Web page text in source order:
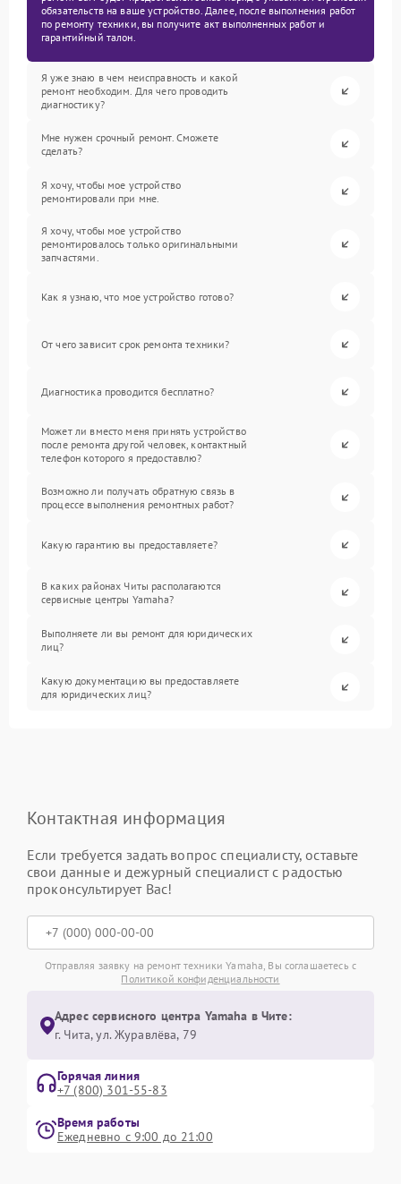
обязательств на ваше устройство. Далее, после выполнения работ
по ремонту техники, вы получите акт выполненных работ и
гарантийный талон.
Я уже знаю в чем неисправность и какой
ремонт необходим. Для чего проводить
диагностику?
Мне нужен срочный ремонт. Сможете
сделать?
Я хочу, чтобы мое устройство
ремонтировали при мне.
Я хочу, чтобы мое устройство
ремонтировалось только оригинальными
запчастями.
Как я узнаю, что мое устройство готово?
От чего зависит срок ремонта техники?
Диагностика проводится бесплатно?
Может ли вместо меня принять устройство
после ремонта другой человек, контактный
телефон которого я предоставлю?
Возможно ли получать обратную связь в
процессе выполнения ремонтных работ?
Какую гарантию вы предоставляете?
В каких районах Читы располагаются
сервисные центры Yamaha?
Выполняете ли вы ремонт для юридических
лиц?
Какую документацию вы предоставляете
для юридических лиц?
Контактная информация
Если требуется задать вопрос специалисту, оставьте
свои данные и дежурный специалист с радостью
проконсультирует Вас!
Отправляя заявку на ремонт техники Yamaha, Вы соглашаетесь с
Политикой конфиденциальности
Адрес сервисного центра Yamaha в Чите:
г. Чита, ул. Журавлёва, 79
Горячая линия
+7 (800) 301-55-83
Время работы
Ежедневно с 9:00 до 21:00